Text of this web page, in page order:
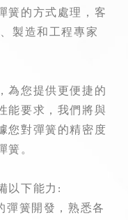
簧的方式處理，客
製造和工程專家
為您提供更便捷的
能要求，我們將與
您對彈簧的精密度
簧。
以下能力:
彈簧開發，熟悉各